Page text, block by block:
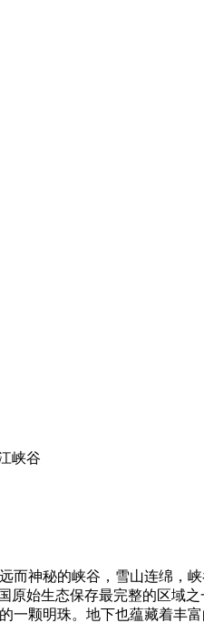
峡谷
神秘的峡谷，雪山连绵，
原始生态保存最完整的区域
一颗明珠。地下也蕴藏着丰